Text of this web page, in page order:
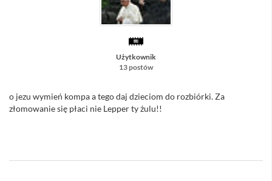
Użytkownik
13 postów
o jezu wymień kompa a tego daj dzieciom do rozbiórki. Za
złomowanie się płaci nie Lepper ty żulu!!